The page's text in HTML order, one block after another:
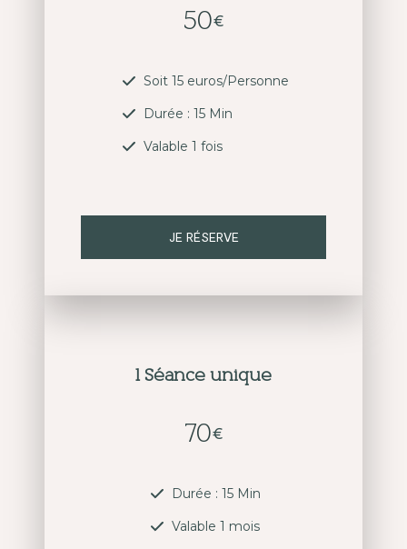
50€
Soit 15 euros/Personne
Durée : 15 Min
Valable 1 fois
JE RÉSERVE
1 Séance unique
70€
Durée : 15 Min
Valable 1 mois